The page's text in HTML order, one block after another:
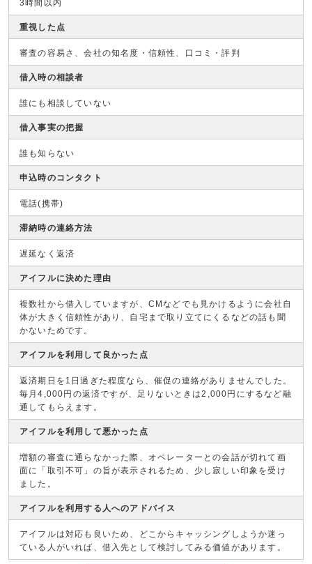
3時間以内
重視した点
審査の容易さ、会社の知名度・信頼性、口コミ・評判
借入時の相談者
誰にも相談していない
借入事実の把握
誰も知らない
申込時のコンタクト
電話(携帯)
滞納時の連絡方法
遅延なく返済
アイフルに決めた理由
複数社から借入していますが、CMなどでも見かけるように会社自
体が大きく信頼性があり、自宅まで取り立てにくるなどの話も聞
かないためです。
アイフルを利用して良かった点
返済期日を1日過ぎた程度なら、催促の連絡がありませんでした。
毎月4,000円の返済ですが、足りないときは2,000円にするなど融
通してもらえます。
アイフルを利用して悪かった点
増額の審査に通らなかった際、オペレーターとの会話が切れて画
面に「取引不可」の旨が表示されるため、少し寂しい印象を受け
ました。
アイフルを利用する人へのアドバイス
アイフルは対応も良いため、どこからキャッシングしようか迷っ
ている人がいれば、借入先として検討してみる価値があります。